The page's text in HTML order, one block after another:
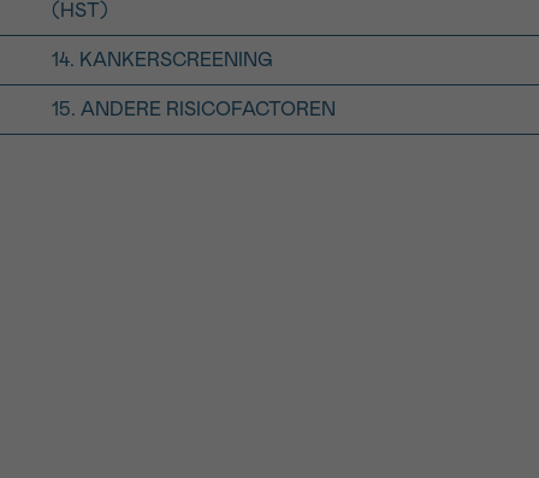
(HST)
14. KANKERSCREENING
15. ANDERE RISICOFACTOREN